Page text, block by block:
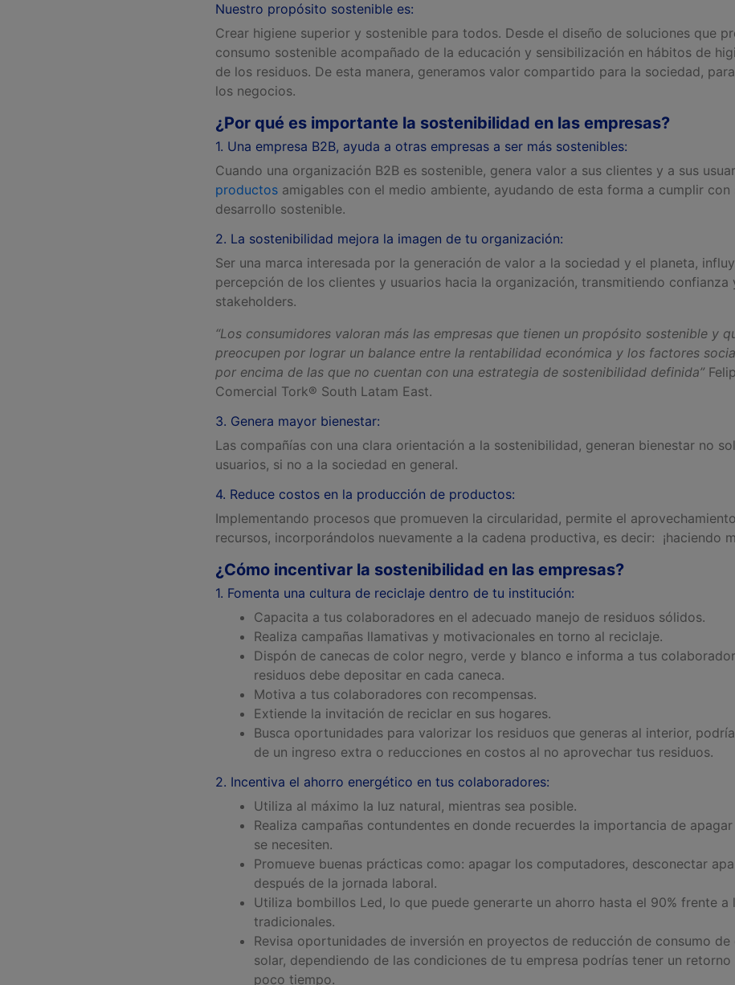
Nuestro propósito sostenible es:
Crear higiene superior y sostenible para todos. Desde el diseño de soluciones que
consumo sostenible acompañado de la educación y sensibilización en hábitos de
de los residuos. De esta manera, generamos valor compartido para la sociedad,
los negocios.
¿Por qué es importante la sostenibilidad en las empresas?
1. Una empresa B2B, ayuda a otras empresas a ser más sostenibles:
Cuando una organización B2B es sostenible, genera valor a sus clientes y a sus
productosamigables con el medio ambiente, ayudando de esta forma a cumplir con
desarrollo sostenible.
2. La sostenibilidad mejora la imagen de tu organización:
Ser una marca interesada por la generación de valor a la sociedad y el planeta,
percepción de los clientes y usuarios hacia la organización, transmitiendo confianza
stakeholders.
“Los consumidores valoran más las empresas que tienen un propósito sostenible y
preocupen por lograr un balance entre la rentabilidad económica y los factores
por encima de las que no cuentan con una estrategia de sostenibilidad definida”
Comercial Tork® South Latam East.
3. Genera mayor bienestar:
Las compañías con una clara orientación a la sostenibilidad, generan bienestar no
usuarios, si no a la sociedad en general.
4. Reduce costos en la producción de productos:
Implementando procesos que promueven la circularidad, permite el
recursos, incorporándolos nuevamente a la cadena productiva, es decir: ¡haciendo
¿Cómo incentivar la sostenibilidad en las empresas?
1. Fomenta una cultura de reciclaje dentro de tu institución:
Capacita a tus colaboradores en el adecuado manejo de residuos sólidos.
Realiza campañas llamativas y motivacionales en torno al reciclaje.
Dispón de canecas de color negro, verde y blanco e informa a tus
residuos debe depositar en cada caneca.
Motiva a tus colaboradores con recompensas.
Extiende la invitación de reciclar en sus hogares.
Busca oportunidades para valorizar los residuos que generas al interior,
de un ingreso extra o reducciones en costos al no aprovechar tus residuos.
2. Incentiva el ahorro energético en tus colaboradores:
Utiliza al máximo la luz natural, mientras sea posible.
Realiza campañas contundentes en donde recuerdes la importancia de
se necesiten.
Promueve buenas prácticas como: apagar los computadores, desconectar
después de la jornada laboral.
Utiliza bombillos Led, lo que puede generarte un ahorro hasta el 90% frente a
tradicionales.
Revisa oportunidades de inversión en proyectos de reducción de consumo de
solar, dependiendo de las condiciones de tu empresa podrías tener un retorno
poco tiempo.